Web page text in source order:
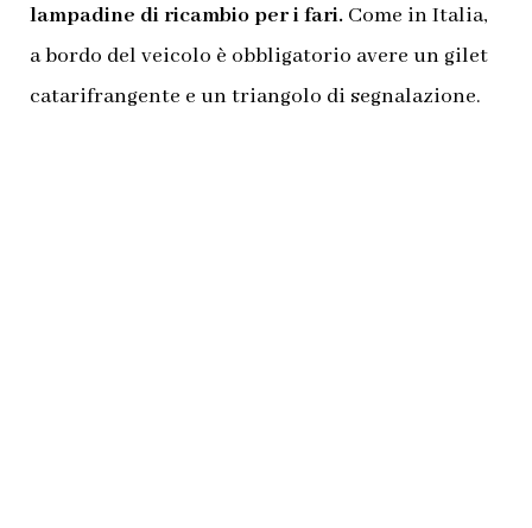
lampadine di ricambio per i fari. Come in Italia,
a bordo del veicolo è obbligatorio avere un gilet
catarifrangente e un triangolo di segnalazione.